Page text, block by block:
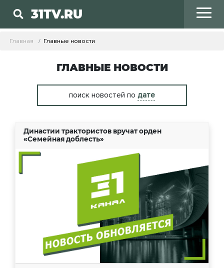
31TV.RU
Главная Главные новости
ГЛАВНЫЕ НОВОСТИ
поиск новостей по дате
Династии трактористов вручат орден
«Семейная доблесть»